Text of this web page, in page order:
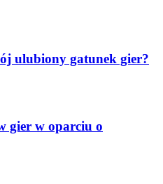
ulubiony gatunek gier?
gier w oparciu o